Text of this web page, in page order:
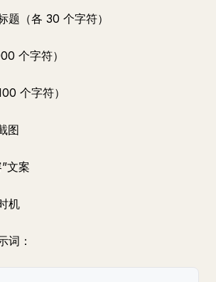
（各 30 个字符）
个字符）
个字符）
图
文案
机
词：